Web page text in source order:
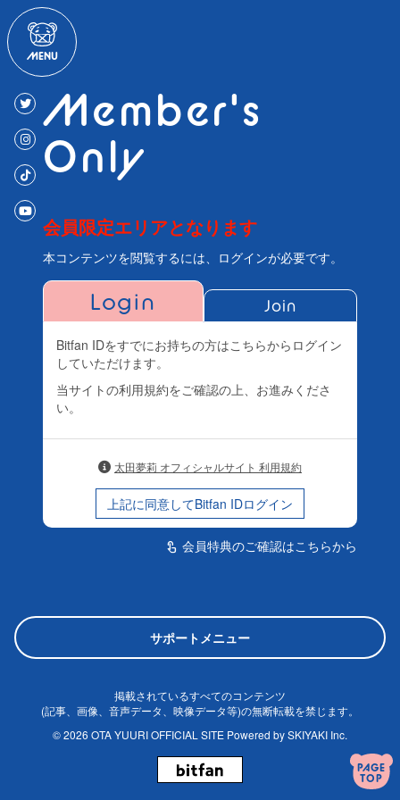
PAGE
TOP
Member's
Only
会員限定エリアとなります
本コンテンツを閲覧するには、ログインが必要です。
Login Join
Bitfan IDをすでにお持ちの方はこちらからログイン
していただけます。
当サイトの利用規約をご確認の上、お進みくださ
い。
太田夢莉 オフィシャルサイト 利用規約
上記に同意してBitfan IDログイン
touch_app 会員特典のご確認はこちらから
サポートメニュー
掲載されているすべてのコンテンツ
(記事、画像、音声データ、映像データ等)の無断転載を禁じます。
© 2026 OTA YUURI OFFICIAL SITE Powered bySKIYAKI Inc.